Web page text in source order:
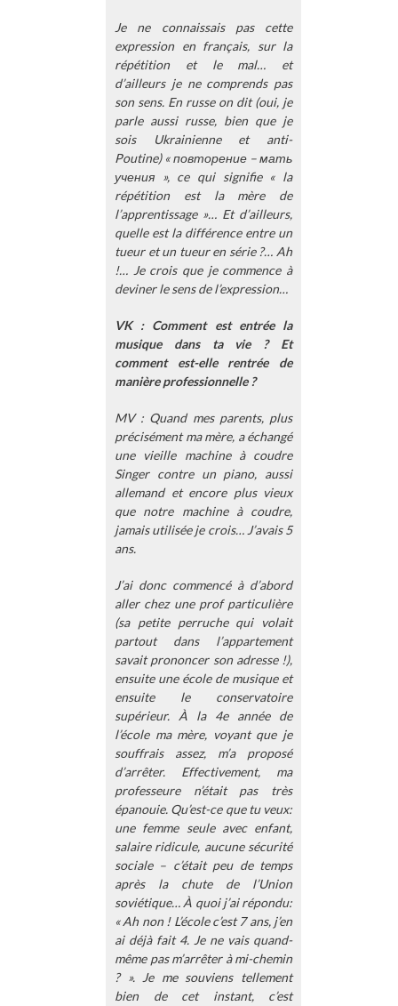
Je ne connaissais pas cette
expression en français, sur la
répétition et le mal… et
d’ailleurs je ne comprends pas
son sens. En russe on dit (oui, je
parle aussi russe, bien que je
sois Ukrainienne et anti-
Poutine) « повторение – мать
учения », ce qui signifie « la
répétition est la mère de
l’apprentissage »… Et d’ailleurs,
quelle est la différence entre un
tueur et un tueur en série ?… Ah
!… Je crois que je commence à
deviner le sens de l’expression…
VK : Comment est entrée la
musique dans ta vie ? Et
comment est-elle rentrée de
manière professionnelle ?
MV : Quand mes parents, plus
précisément ma mère, a échangé
une vieille machine à coudre
Singer contre un piano, aussi
allemand et encore plus vieux
que notre machine à coudre,
jamais utilisée je crois… J’avais 5
ans.
J’ai donc commencé à d’abord
aller chez une prof particulière
(sa petite perruche qui volait
partout dans l’appartement
savait prononcer son adresse !),
ensuite une école de musique et
ensuite le conservatoire
supérieur. À la 4e année de
l’école ma mère, voyant que je
souffrais assez, m’a proposé
d’arrêter. Effectivement, ma
professeure n’était pas très
épanouie. Qu’est-ce que tu veux:
une femme seule avec enfant,
salaire ridicule, aucune sécurité
sociale – c’était peu de temps
après la chute de l’Union
soviétique… À quoi j’ai répondu:
« Ah non ! L’école c’est 7 ans, j’en
ai déjà fait 4. Je ne vais quand-
même pas m’arrêter à mi-chemin
? ». Je me souviens tellement
bien de cet instant, c’est